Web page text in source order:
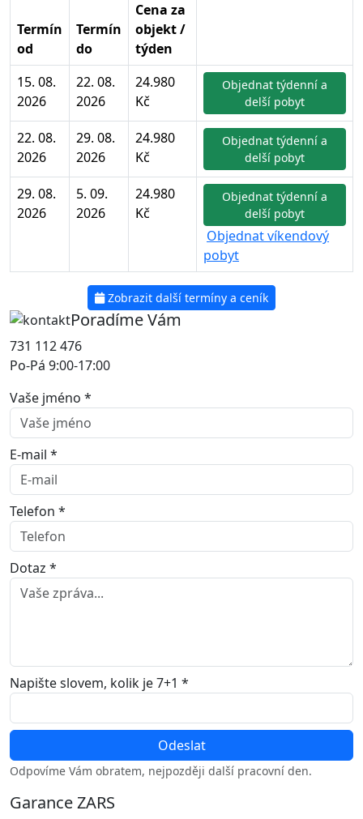
Termín
od
Termín
do
Cena za
objekt /
týden
15. 08.
2026
22. 08.
2026
24.980
Kč
Objednat týdenní a
delší pobyt
22. 08.
2026
29. 08.
2026
24.980
Kč
Objednat týdenní a
delší pobyt
29. 08.
2026
5. 09.
2026
24.980
Kč
Objednat týdenní a
delší pobyt
Objednat víkendový
pobyt
Zobrazit další termíny a ceník
Poradíme Vám
731 112 476
Po-Pá 9:00-17:00
Vaše jméno *
E-mail *
Telefon *
Dotaz *
Napište slovem, kolik je 7+1 *
Odpovíme Vám obratem, nejpozději další pracovní den.
Garance ZARS